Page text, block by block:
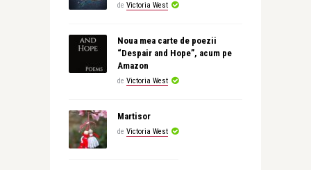
de Victoria West
Noua mea carte de poezii
“Despair and Hope”, acum pe
Amazon
de Victoria West
Martisor
de Victoria West